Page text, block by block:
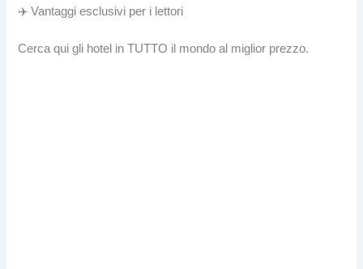
✈️ Vantaggi esclusivi per i lettori
Cerca qui gli hotel in TUTTO il mondo al miglior prezzo.